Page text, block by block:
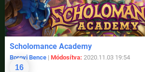
16
Scholomance Academy
Borovi Bence | Módosítva: 2020.11.03 19:54